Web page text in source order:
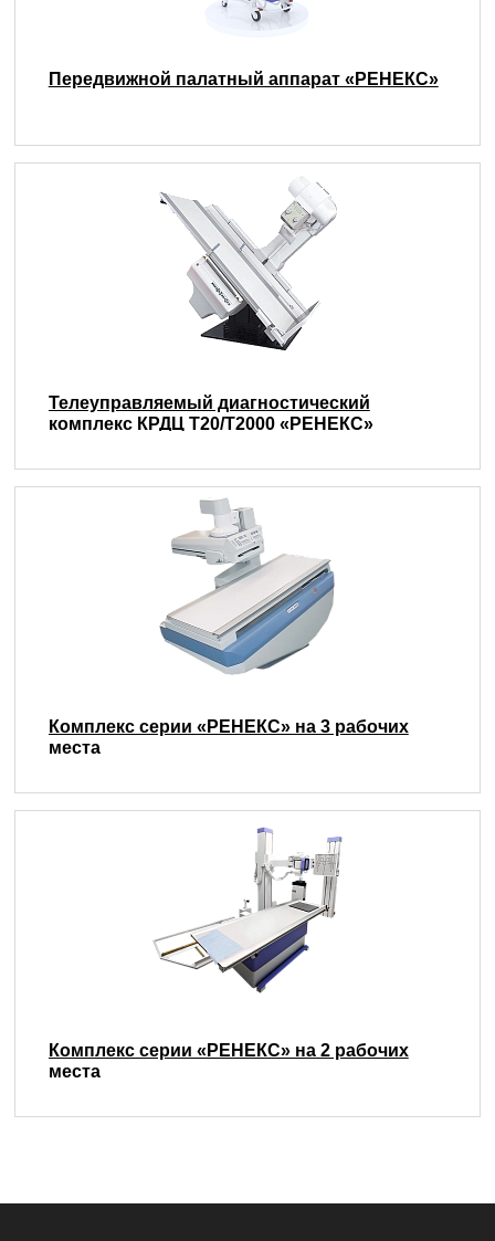
Передвижной палатный аппарат «РЕНЕКС»
Телеуправляемый диагностический
комплекс КРДЦ Т20/Т2000 «РЕНЕКС»
Комплекс серии «РЕНЕКС» на 3 рабочих
места
Комплекс серии «РЕНЕКС» на 2 рабочих
места